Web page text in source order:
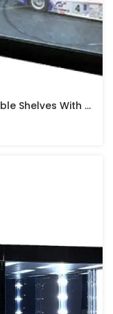
Showcase Desk Top 2-Tier Adjustable Shelves With Rotary Table & LED Lights (Black Textured Plastic) VITRINA GIRATORIA CON LUZ LED